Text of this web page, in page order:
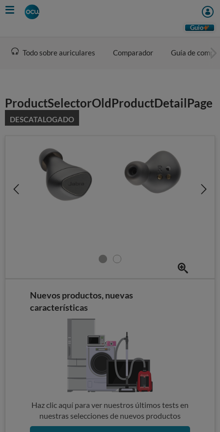
Skip
to
Guio
Todo sobre auriculares Comparador Guía de
ProductSelectorOldProductDetailPage
DESCATALOGADO
Nuevos productos, nuevas
características
Haz clic aquí para ver nuestros últimos tests en
nuestras selecciones de nuevos productos